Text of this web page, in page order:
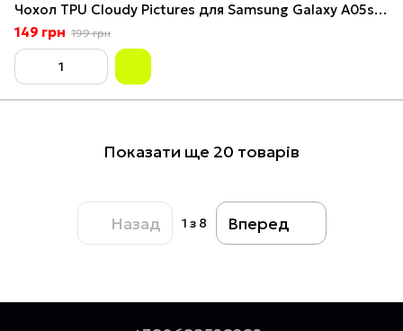
Чохол TPU Cloudy Pictures для Samsung Galaxy A05s Paws
149 грн 199 грн
Показати ще 20 товарів
Назад 1 з 8 Вперед